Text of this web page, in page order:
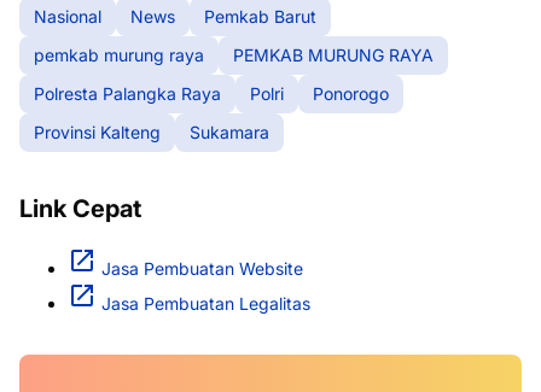
Nasional
News
Pemkab Barut
pemkab murung raya
PEMKAB MURUNG RAYA
Polresta Palangka Raya
Polri
Ponorogo
Provinsi Kalteng
Sukamara
Link Cepat
Jasa Pembuatan Website
Jasa Pembuatan Legalitas